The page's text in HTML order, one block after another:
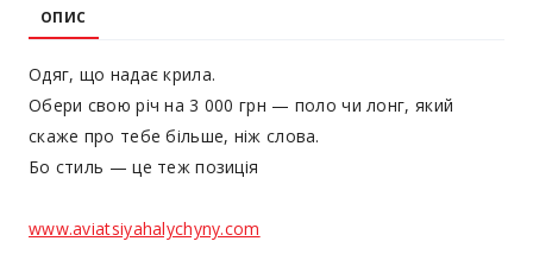
ОПИС
Одяг, що надає крила.
Обери свою річ на 3 000 грн — поло чи лонг, який
скаже про тебе більше, ніж слова.
Бо стиль — це теж позиція
www.aviatsiyahalychyny.com